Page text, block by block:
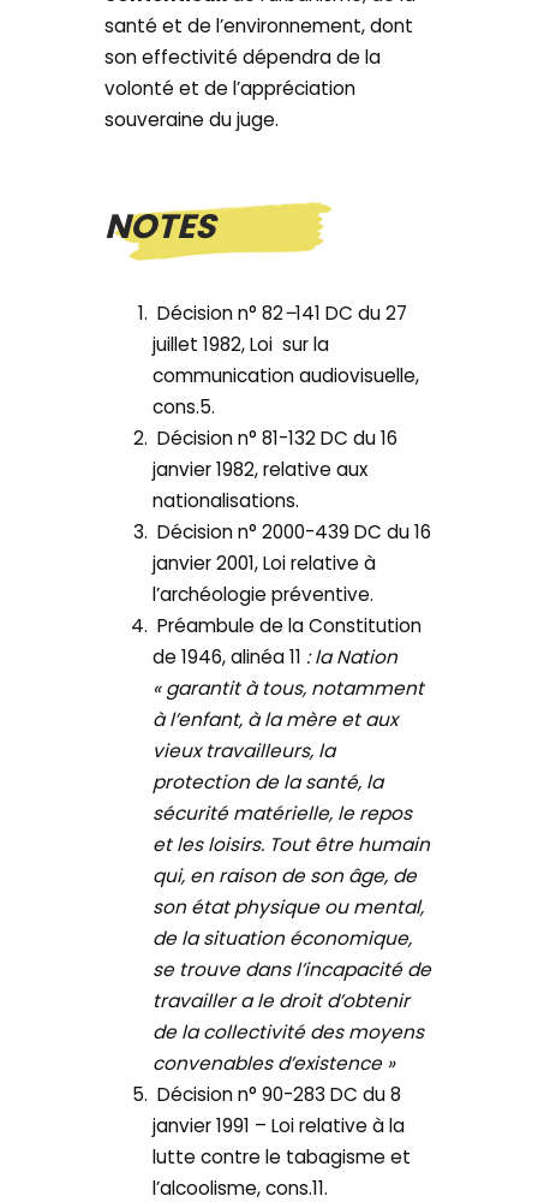
santé et de l’environnement, dont
son effectivité dépendra de la
volonté et de l’appréciation
souveraine du juge.
NOTES
Décision n° 82–141 DC du 27
juillet 1982, Loi sur la
communication audiovisuelle,
cons.5.
Décision n° 81-132 DC du 16
janvier 1982, relative aux
nationalisations.
Décision n° 2000-439 DC du 16
janvier 2001, Loi relative à
l’archéologie préventive.
Préambule de la Constitution
de 1946, alinéa 11 : la Nation
« garantit à tous, notamment
à l’enfant, à la mère et aux
vieux travailleurs, la
protection de la santé, la
sécurité matérielle, le repos
et les loisirs. Tout être humain
qui, en raison de son âge, de
son état physique ou mental,
de la situation économique,
se trouve dans l’incapacité de
travailler a le droit d’obtenir
de la collectivité des moyens
convenables d’existence »
Décision n° 90-283 DC du 8
janvier 1991 – Loi relative à la
lutte contre le tabagisme et
l’alcoolisme, cons.11.